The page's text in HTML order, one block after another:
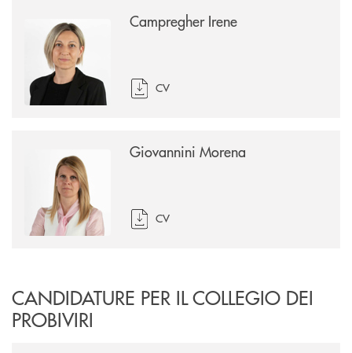
Campregher Irene
CV
Giovannini Morena
CV
CANDIDATURE PER IL COLLEGIO DEI
PROBIVIRI